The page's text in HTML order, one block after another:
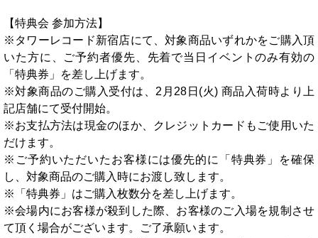
【特典会 参加方法】
※タワーレコード新宿店にて、対象商品いずれかをご購入頂
いた方に、ご予約者優先、先着で当日イベントのみ有効の
「特典券」を差し上げます。
※対象商品のご購入受付は、2月28日(火) 商品入荷時より上
記店舗にて受付開始。
※お支払方法は現金のほか、クレジットカードもご使用いた
だけます。
※ご予約いただいたお客様には優先的に「特典券」を確保
し、対象商品のご購入時にお渡し致します。
※「特典券」はご購入枚数分を差し上げます。
※会場内にお客様が殺到した際、お客様のご入場を規制させ
て頂く場合がございます。ご了承願います。